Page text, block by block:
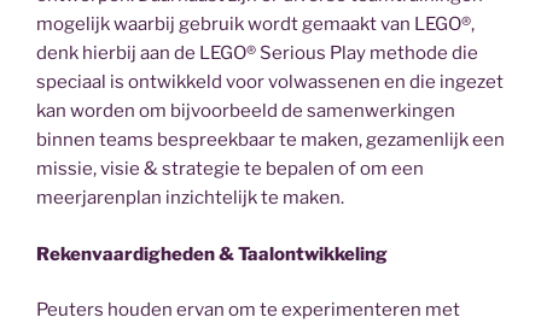
mogelijk waarbij gebruik wordt gemaakt van LEGO®,
denk hierbij aan de LEGO® Serious Play methode die
speciaal is ontwikkeld voor volwassenen en die ingezet
kan worden om bijvoorbeeld de samenwerkingen
binnen teams bespreekbaar te maken, gezamenlijk een
missie, visie & strategie te bepalen of om een
meerjarenplan inzichtelijk te maken.
Rekenvaardigheden & Taalontwikkeling
Peuters houden ervan om te experimenteren met